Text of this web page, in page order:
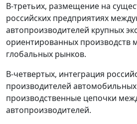
В-третьих, размещение на
российских предприятиях
автопроизводителей крупных
ориентированных производств
глобальных рынков.
В-четвертых, интеграция
производителей
производственные цепочки
автопроизводителей.